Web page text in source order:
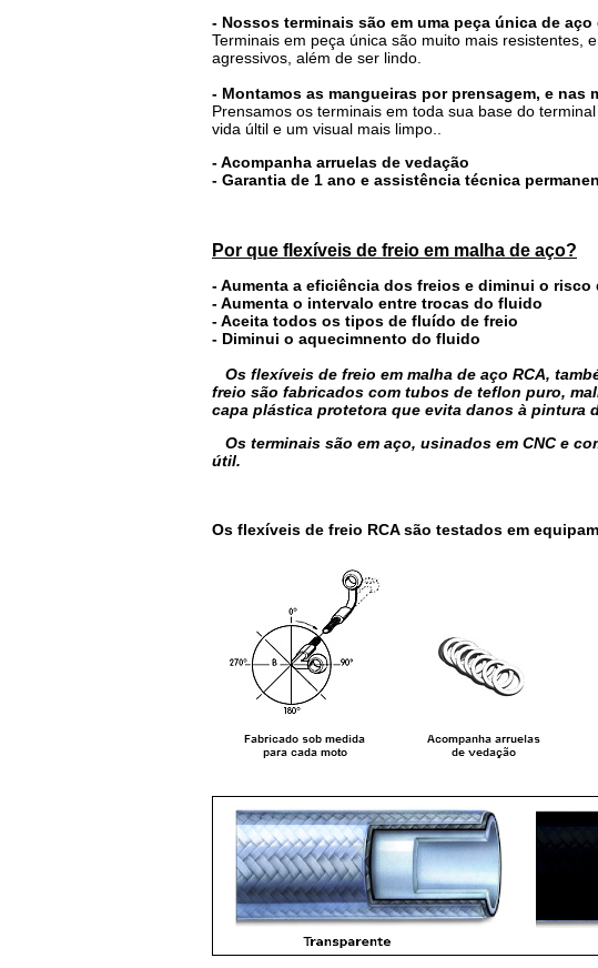
- Nossos terminais são em uma peça única de
Terminais em peça única são muito mais resistentes,
agressivos, além de ser lindo.
- Montamos as mangueiras por prensagem, e nas
Prensamos os terminais em toda sua base do
vida últil e um visual mais limpo..
- Acompanha arruelas de vedação
- Garantia de 1 ano e assistência técnica
Por que flexíveis de freio em malha de aço?
- Aumenta a eficiência dos freios e diminui o risco
- Aumenta o intervalo entre trocas do fluido
- Aceita todos os tipos de fluído de freio
- Diminui o aquecimnento do fluido
Os flexíveis de freio em malha de aço RCA,
freio são fabricados com tubos de teflon puro,
capa plástica protetora que evita danos à pintura
Os terminais são em aço, usinados em CNC e
útil.
Os flexíveis de freio RCA são testados em